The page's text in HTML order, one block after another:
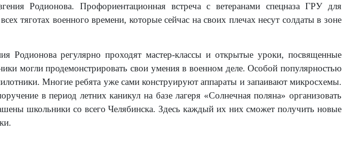
Родионова. Профориентационная встреча с ветеранами спецназа ГРУ для
тяготах военного времени, которые сейчас на своих плечах несут солдаты в зоне
регулярно проходят мастер-классы и открытые уроки, посвященные
могли продемонстрировать свои умения в военном деле. Особой популярностью
Многие ребята уже сами конструируют аппараты и запаивают микросхемы.
в период летних каникул на базе лагеря «Солнечная поляна» организовать
школьники со всего Челябинска. Здесь каждый их них сможет получить новые